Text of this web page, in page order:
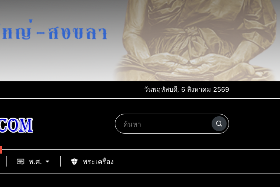
วันพฤหัสบดี, 6 สิงหาคม 2569
พ.ศ. พระเครื่อง